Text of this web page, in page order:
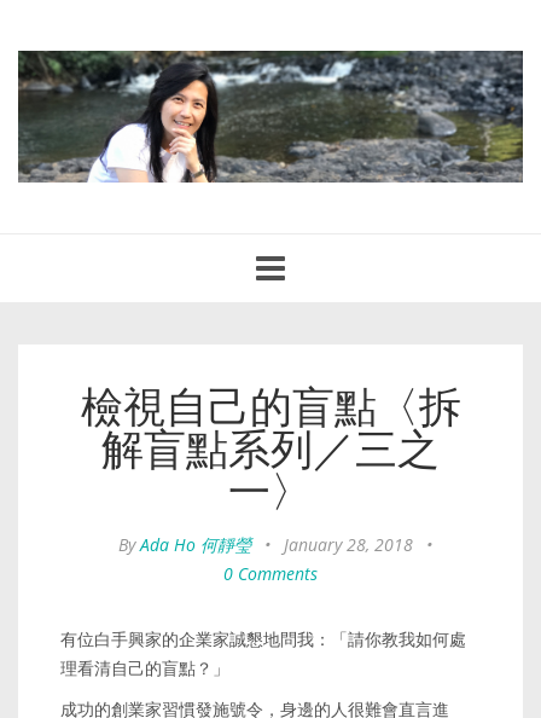
navigation
檢視自己的盲點〈拆
解盲點系列／三之
一〉
ByAda Ho 何靜瑩 • January 28, 2018
•
0 Comments
有位白手興家的企業家誠懇地問我：「請你教我如何處
理看清自己的盲點？」
成功的創業家習慣發施號令，身邊的人很難會直言進